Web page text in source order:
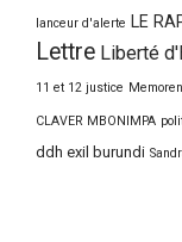
lanceur d'alerte LE
Lettre Liberté
11 et 12 justice
CLAVER MBONIMPA
ddh exil burundi